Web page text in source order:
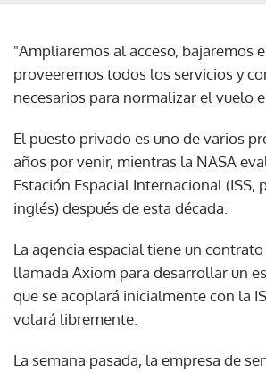
"Ampliaremos al acceso, bajaremos
proveeremos todos los servicios y
necesarios para normalizar el vuelo
El puesto privado es uno de varios
años por venir, mientras la NASA
Estación Espacial Internacional (ISS,
inglés) después de esta década.
La agencia espacial tiene un
llamada Axiom para desarrollar un
que se acoplará inicialmente con la
volará libremente.
La semana pasada, la empresa de